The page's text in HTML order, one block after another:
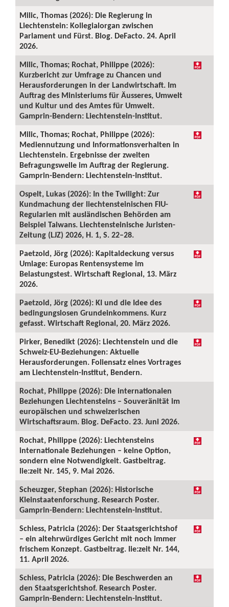
Milic, Thomas (2026): Die Regierung in
Liechtenstein: Kollegialorgan zwischen
Parlament und Fürst. Blog. DeFacto. 24. April
2026.
Milic, Thomas; Rochat, Philippe (2026):
Kurzbericht zur Umfrage zu Chancen und
Herausforderungen in der Landwirtschaft. Im
Auftrag des Ministeriums für Äusseres, Umwelt
und Kultur und des Amtes für Umwelt.
Gamprin-Bendern: Liechtenstein-Institut.
Milic, Thomas; Rochat, Philippe (2026):
Mediennutzung und Informationsverhalten in
Liechtenstein. Ergebnisse der zweiten
Befragungswelle im Auftrag der Regierung.
Gamprin-Bendern: Liechtenstein-Institut.
Ospelt, Lukas (2026): In the Twilight: Zur
Kundmachung der liechtensteinischen FIU-
Regularien mit ausländischen Behörden am
Beispiel Taiwans. Liechtensteinische Juristen-
Zeitung (LJZ) 2026, H. 1, S. 22–28.
Paetzold, Jörg (2026): Kapitaldeckung versus
Umlage: Europas Rentensysteme im
Belastungstest. Wirtschaft Regional, 13. März
2026.
Paetzold, Jörg (2026): KI und die Idee des
bedingungslosen Grundeinkommens. Kurz
gefasst. Wirtschaft Regional, 20. März 2026.
Pirker, Benedikt (2026): Liechtenstein und die
Schweiz-EU-Beziehungen: Aktuelle
Herausforderungen. Foliensatz eines Vortrages
am Liechtenstein-Institut, Bendern.
Rochat, Philippe (2026): Die internationalen
Beziehungen Liechtensteins – Souveränität im
europäischen und schweizerischen
Wirtschaftsraum. Blog. DeFacto. 23. Juni 2026.
Rochat, Philippe (2026): Liechtensteins
internationale Beziehungen – keine Option,
sondern eine Notwendigkeit. Gastbeitrag.
lie:zeit Nr. 145, 9. Mai 2026.
Scheuzger, Stephan (2026): Historische
Kleinstaatenforschung. Research Poster.
Gamprin-Bendern: Liechtenstein-Institut.
Schiess, Patricia (2026): Der Staatsgerichtshof
– ein altehrwürdiges Gericht mit noch immer
frischem Konzept. Gastbeitrag. lie:zeit Nr. 144,
11. April 2026.
Schiess, Patricia (2026): Die Beschwerden an
den Staatsgerichtshof. Research Poster.
Gamprin-Bendern: Liechtenstein-Institut.